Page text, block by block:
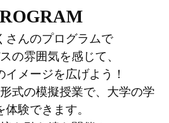
さんのプログラムで
の雰囲気を感じて、
イメージを広げよう！
式の模擬授業で、大学の学
体験できます。